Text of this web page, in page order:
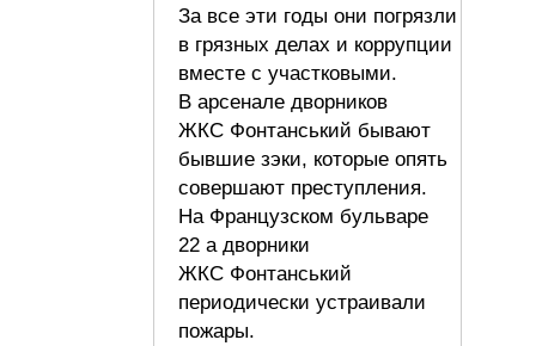
За все эти годы они погрязли
в грязных делах и коррупции
вместе с участковыми.
В арсенале дворников
ЖКС Фонтанський бывают
бывшие зэки, которые опять
совершают преступления.
На Французском бульваре
22 а дворники
ЖКС Фонтанський
периодически устраивали
пожары.